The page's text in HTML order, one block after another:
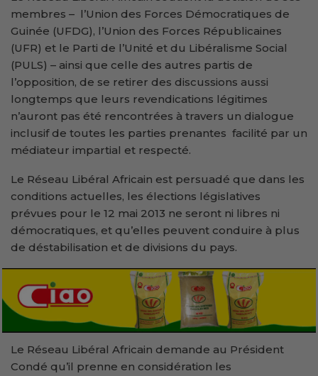
membres – l’Union des Forces Démocratiques de
Guinée (UFDG), l’Union des Forces Républicaines
(UFR) et le Parti de l’Unité et du Libéralisme Social
(PULS) – ainsi que celle des autres partis de
l’opposition, de se retirer des discussions aussi
longtemps que leurs revendications légitimes
n’auront pas été rencontrées à travers un dialogue
inclusif de toutes les parties prenantes facilité par un
médiateur impartial et respecté.
Le Réseau Libéral Africain est persuadé que dans les
conditions actuelles, les élections législatives
prévues pour le 12 mai 2013 ne seront ni libres ni
démocratiques, et qu’elles peuvent conduire à plus
de déstabilisation et de divisions du pays.
Le Réseau Libéral Africain demande au Président
Condé qu’il prenne en considération les